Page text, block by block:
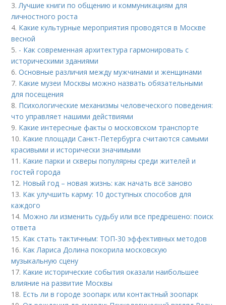
3.Лучшие книги по общению и коммуникациям для
личностного роста
4. Какие культурные мероприятия проводятся в Москве
весной
5. - Как современная архитектура гармонировать с
историческими зданиями
6.Основные различия между мужчинами и женщинами
7. Какие музеи Москвы можно назвать обязательными
для посещения
8. Психологические механизмы человеческого поведения:
что управляет нашими действиями
9. Какие интересные факты о московском транспорте
10. Какие площади Санкт-Петербурга считаются самыми
красивыми и исторически значимыми
11. Какие парки и скверы популярны среди жителей и
гостей города
12. Новый год – новая жизнь: как начать всё заново
13. Как улучшить карму: 10 доступных способов для
каждого
14. Можно ли изменить судьбу или все предрешено: поиск
ответа
15. Как стать тактичным: ТОП-30 эффективных методов
16. Как Лариса Долина покорила московскую
музыкальную сцену
17. Какие исторические события оказали наибольшее
влияние на развитие Москвы
18. Есть ли в городе зоопарк или контактный зоопарк